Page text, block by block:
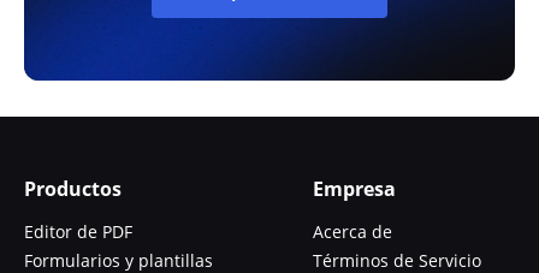
Productos
Editor de PDF
Formularios y plantillas
Empresa
Acerca de
Términos de Servicio